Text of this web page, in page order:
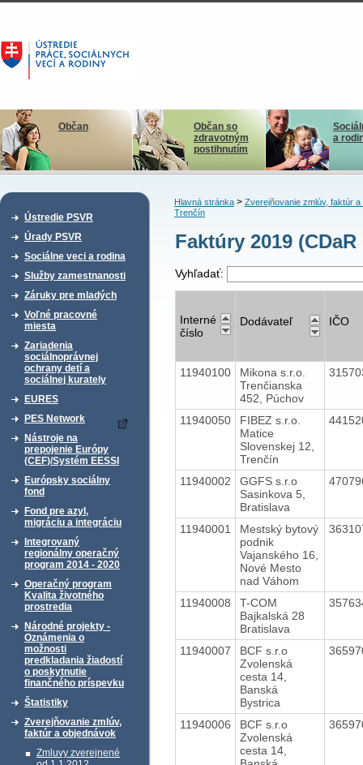
Občan
Občan so
zdravotným
postihnutím
a
Ústredie PSVR
Úrady PSVR
Sociálne veci a rodina
Služby zamestnanosti
Záruky pre mladých
Voľné pracovné
miesta
Zariadenia
sociálnoprávnej
ochrany detí a
sociálnej kurately
EURES
PES Network
Nástroje na
prepojenie Európy
(CEF)/Systém EESSI
Európsky sociálny
fond
Fond pre azyl,
migráciu a integráciu
Integrovaný
regionálny operačný
program 2014 - 2020
Operačný program
Kvalita životného
prostredia
Národné projekty -
Oznámenia o
možnosti
predkladania žiadostí
o poskytnutie
finančného príspevku
Štatistiky
Zverejňovanie zmlúv,
faktúr a objednávok
Zmluvy zverejnené
Hlavná stránka> Zverejňovanie zmlúv, faktúr a
Trenčín
Faktúry 2019
Vyhľadať:
Interné
číslo
Dodávateľ IČO
11940100
Mikona s.r.o.
Trenčianska
452, Púchov
11940050
FIBEZ s.r.o.
Matice
Slovenskej 12,
Trenčín
11940002
GGFS s.r.o
Sasinkova 5,
Bratislava
11940001
Mestský bytový
podnik
Vajanského 16,
Nové Mesto
nad Váhom
11940008
T-COM
Bajkalská 28
Bratislava
11940007
BCF s.r.o
Zvolenská
cesta 14,
Banská
Bystrica
11940006
BCF s.r.o
Zvolenská
cesta 14,